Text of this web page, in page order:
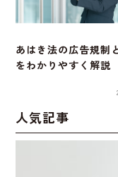
あはき法の広告規制
をわかりやすく解説
人気記事